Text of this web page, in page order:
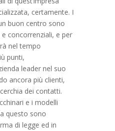
certamente. I
buon centro sono
concorrenziali, e per
nel tempo
punti,
leader nel suo
ancora più clienti,
dei contatti.
e i modelli
questo sono
di legge ed in